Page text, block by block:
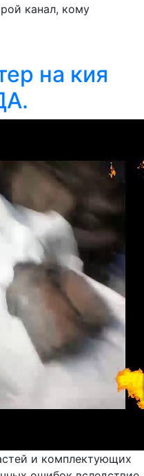
канал, кому
на кия
и комплектующих